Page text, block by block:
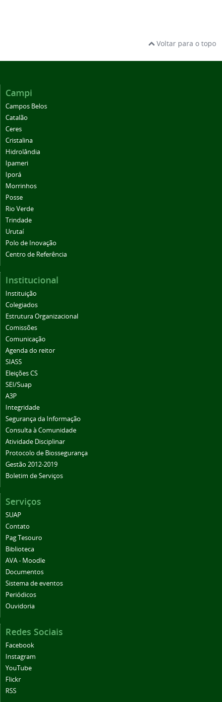
Voltar para o topo
Campi
Campos Belos
Catalão
Ceres
Cristalina
Hidrolândia
Ipameri
Iporá
Morrinhos
Posse
Rio Verde
Trindade
Urutaí
Polo de Inovação
Centro de Referência
Institucional
Instituição
Colegiados
Estrutura Organizacional
Comissões
Comunicação
Agenda do reitor
SIASS
Eleições CS
SEI/Suap
A3P
Integridade
Segurança da Informação
Consulta à Comunidade
Atividade Disciplinar
Protocolo de Biossegurança
Gestão 2012-2019
Boletim de Serviços
Serviços
SUAP
Contato
Pag Tesouro
Biblioteca
AVA - Moodle
Documentos
Sistema de eventos
Periódicos
Ouvidoria
Redes Sociais
Facebook
Instagram
YouTube
Flickr
RSS